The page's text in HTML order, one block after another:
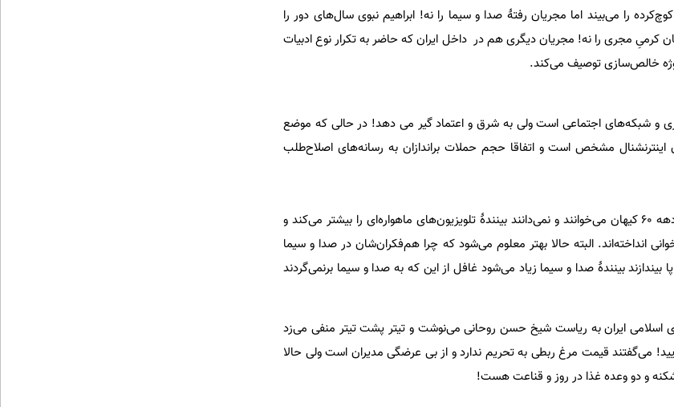
را می‌بیند اما مجریان رفتۀ صدا و سیما را نه! ابراهیم نبوی سال‌های دور را
کرمیِ مجری را نه! مجریان دیگری هم در داخل ایران که حاضر به تکرار نوع ادبیات
خالص‌سازی توصیف می‌کند.
و شبکه‌های اجتماعی است ولی به شرق و اعتماد گیر می‌ دهد! در حالی که موضع
اینترنشنال مشخص است و اتفاقا حجم حملات براندازان به رسانه‌های اصلاح‌طلب
خیال می‌کنند اگر اینها نباشند مردم مثل دهه 60 کیهان می‌خوانند و نمی‌دانند بینندۀ تلویزیون‌های ماهواره‌ای را بیشتر می‌کند و
انداخته‌اند. البته حالا بهتر معلوم می‌شود که چرا هم‌فکران‌شان در صدا و سیما
بیندازند بینندۀ صدا و سیما زیاد می‌شود غافل از این که به صدا و سیما برنمی‌گردند
جمهوری اسلامی ایران به ریاست شیخ حسن روحانی می‌نوشت و تیتر پشت تیتر منفی می‌زد
می‌گفتند قیمت مرغ ربطی به تحریم ندارد و از بی عرضگی مدیران است ولی حالا
و دو وعده غذا د‌ر روز و قناعت هست!